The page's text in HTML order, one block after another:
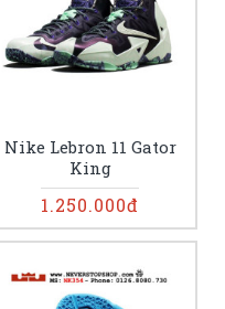
Nike Lebron 11 Gator
King
1.250.000đ